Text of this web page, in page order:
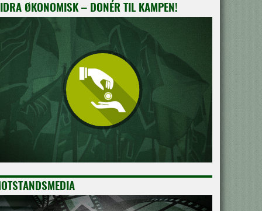
ØKONOMISK – DONÉR TIL KAMPEN!